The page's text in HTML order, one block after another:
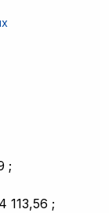
;
113,56 ;